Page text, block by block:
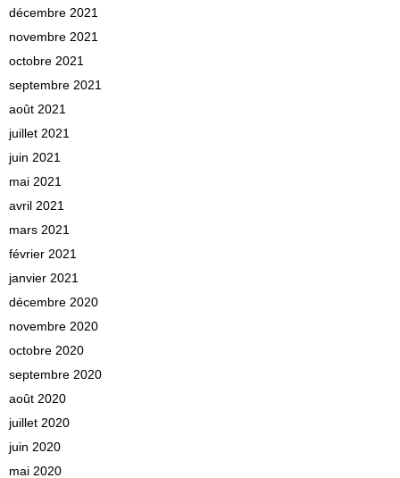
décembre 2021
novembre 2021
octobre 2021
septembre 2021
août 2021
juillet 2021
juin 2021
mai 2021
avril 2021
mars 2021
février 2021
janvier 2021
décembre 2020
novembre 2020
octobre 2020
septembre 2020
août 2020
juillet 2020
juin 2020
mai 2020